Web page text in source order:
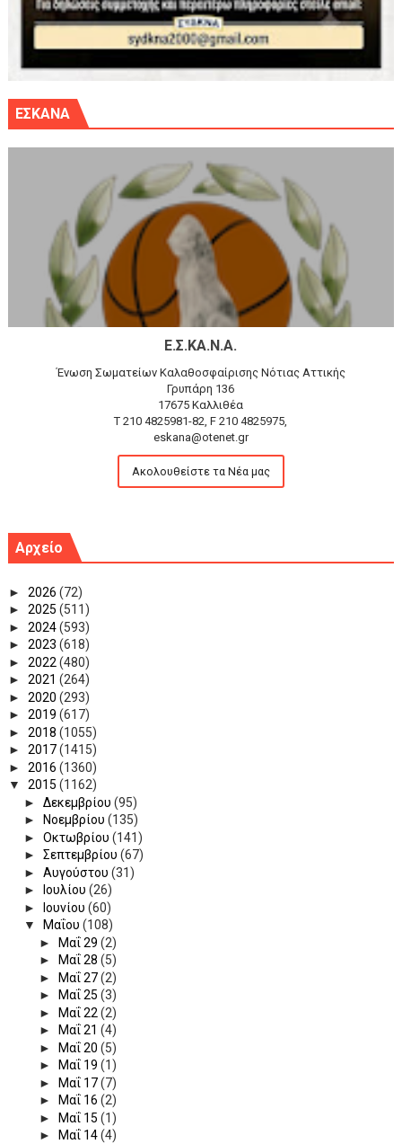
ΕΣΚΑΝΑ
Ε.Σ.ΚΑ.Ν.Α.
Ένωση Σωματείων Καλαθοσφαίρισης Νότιας Αττικής
Γρυπάρη 136
17675 Καλλιθέα
T 210 4825981-82, F 210 4825975,
eskana@otenet.gr
Ακολουθείστε τα Νέα μας
Αρχείο
► 2026 (72)
► 2025 (511)
► 2024(593)
► 2023 (618)
► 2022 (480)
► 2021 (264)
► 2020 (293)
► 2019 (617)
► 2018 (1055)
► 2017(1415)
► 2016 (1360)
▼ 2015 (1162)
► Δεκεμβρίου (95)
►
Νοεμβρίου (135)
► Οκτωβρίου (141)
► Σεπτεμβρίου (67)
► Αυγούστου (31)
►
Ιουλίου (26)
►
Ιουνίου (60)
▼
Μαΐου (108)
►
Μαΐ 29 (2)
►
Μαΐ 28 (5)
►
Μαΐ 27(2)
►
Μαΐ 25 (3)
►
Μαΐ 22 (2)
►
Μαΐ 21 (4)
►
Μαΐ 20 (5)
►
Μαΐ 19 (1)
►
Μαΐ 17(7)
►
Μαΐ 16 (2)
►
Μαΐ 15 (1)
►
Μαΐ 14(4)